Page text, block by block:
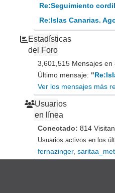
Re:Seguimiento
Re:Islas Canarias.
Estadísticas
del Foro
3,601,515 Mensajes
Último mensaje: "
Ver los mensajes más
Usuarios
en línea
Conectado:814
Usuarios activos en los
fernazinger,